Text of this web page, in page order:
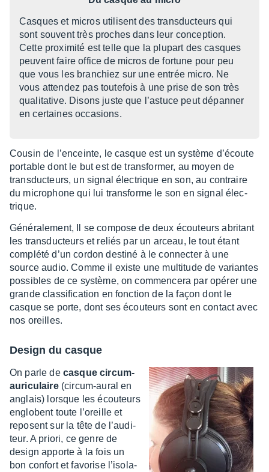
Casques et micros utilisent des trans­duc­teurs qui
sont souvent très proches dans leur concep­tion.
Cette proxi­mité est telle que la plupart des casques
peuvent faire office de micros de fortune pour peu
que vous les bran­chiez sur une entrée micro. Ne
vous atten­dez pas toute­fois à une prise de son très
quali­ta­tive. Disons juste que l’as­tuce peut dépan­ner
en certaines occa­sions.
Cousin de l’en­ceinte, le casque est un système d’écoute
portable dont le but est de trans­for­mer, au moyen de
trans­duc­teurs, un signal élec­trique en son, au contraire
du micro­phone qui lui trans­forme le son en signal élec­
trique.
Géné­ra­le­ment, Il se compose de deux écou­teurs abri­tant
les trans­duc­teurs et reliés par un arceau, le tout étant
complété d’un cordon destiné à le connec­ter à une
source audio. Comme il existe une multi­tude de variantes
possibles de ce système, on commen­cera par opérer une
grande clas­si­fi­ca­tion en fonc­tion de la façon dont le
casque se porte, dont ses écou­teurs sont en contact avec
nos oreilles.
Design du casque
On parle de casque circum-
auri­cu­laire(circum-aural en
anglais) lorsque les écou­teurs
englobent toute l’oreille et
reposent sur la tête de l’au­di­
teur. A priori, ce genre de
design apporte à la fois un
bon confort et favo­rise l’iso­la­